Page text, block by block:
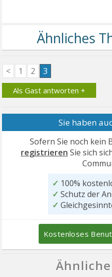
< 1 2 3
Als Gast antworten +
Sie haben
Sofern Sie noch kein
registrieren Sie sich
✓ 100%
✓ Schutz der
✓
Kostenloses